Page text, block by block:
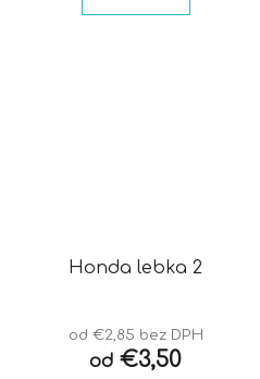
Honda lebka 2
od €2,85 bez DPH
od €3,50